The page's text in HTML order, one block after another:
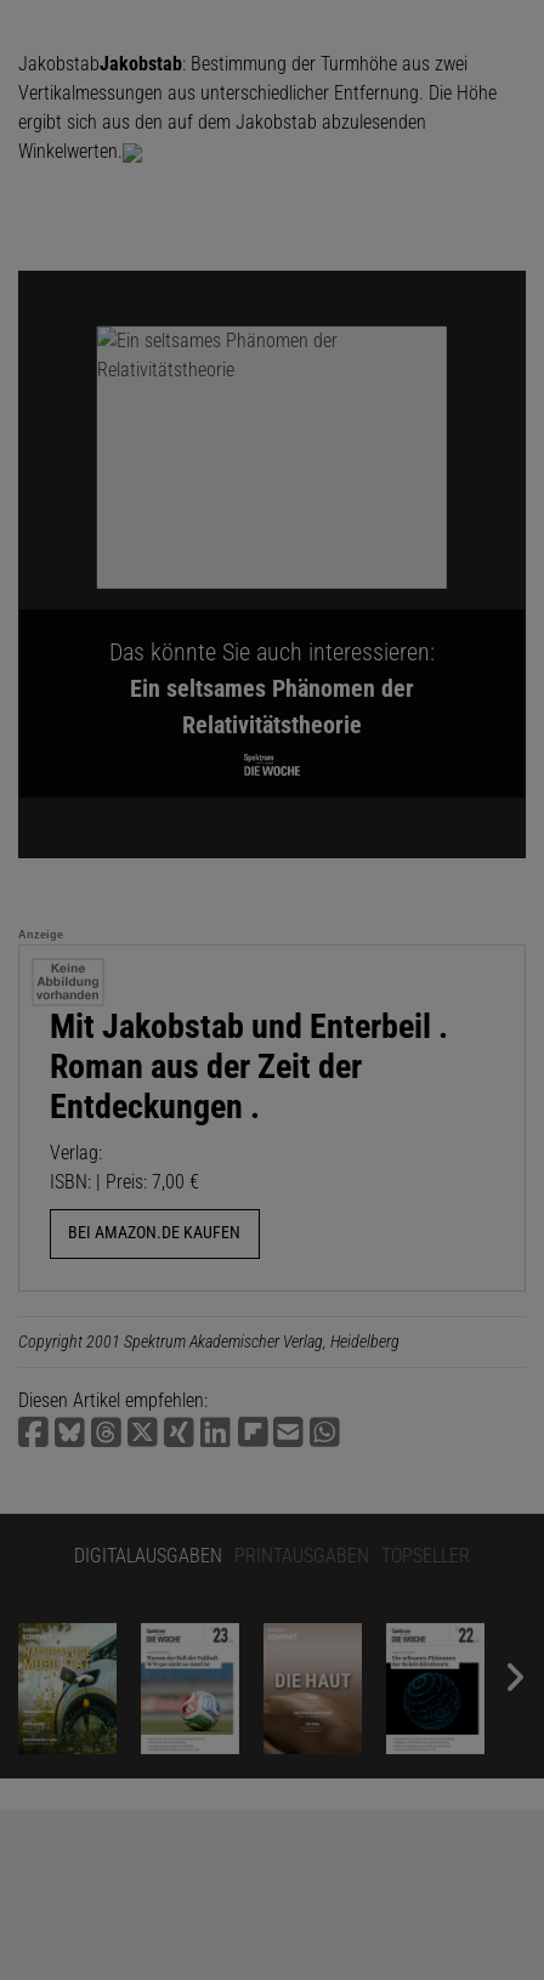
JakobstabJakobstab: Bestimmung der Turmhöhe aus zwei
Vertikalmessungen aus unterschiedlicher Entfernung. Die Höhe
ergibt sich aus den auf dem Jakobstab abzulesenden
Winkelwerten.
Das könnte Sie auch interessieren:
Ein seltsames Phänomen der
Relativitätstheorie
Anzeige
Mit Jakobstab und Enterbeil .
Roman aus der Zeit der
Entdeckungen .
Verlag:
ISBN: | Preis: 7,00 €
BEI AMAZON.DE KAUFEN
Copyright 2001 Spektrum Akademischer Verlag, Heidelberg
Diesen Artikel empfehlen:
DIGITALAUSGABEN PRINTAUSGABEN TOPSELLER